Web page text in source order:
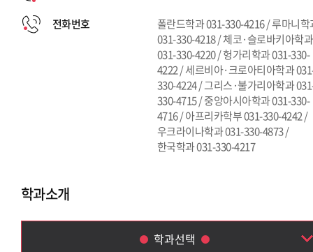
전화번호
폴란드학과 031-330-4216 / 루마니학
031-330-4218 / 체코·슬로바키아학과
031-330-4220 / 헝가리학과 031-330-
4222 / 세르비아·크로아티아학과
330-4224 / 그리스·불가리아학과
330-4715 / 중앙아시아학과 031-330-
4716 / 아프리카학부 031-330-4242 /
우크라이나학과 031-330-4873 /
한국학과 031-330-4217
학과소개
학과선택